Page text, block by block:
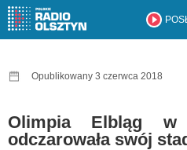
Opublikowany 3 czerwca 2018
Olimpia Elbląg w
odczarowała swój